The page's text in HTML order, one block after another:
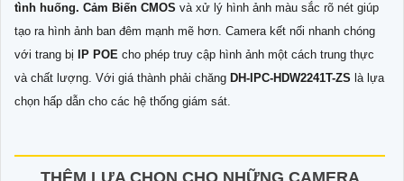
tình huống. Cảm Biến CMOS và xử lý hình ảnh màu sắc rõ nét giúp
tạo ra hình ảnh ban đêm mạnh mẽ hơn. Camera kết nối nhanh chóng
với trang bị
IP POE cho phép truy cập hình ảnh một cách trung thực
và chất lượng. Với giá thành phải chăng DH-IPC-HDW2241T-ZS là lựa
chọn hấp dẫn cho các hệ thống giám sát.